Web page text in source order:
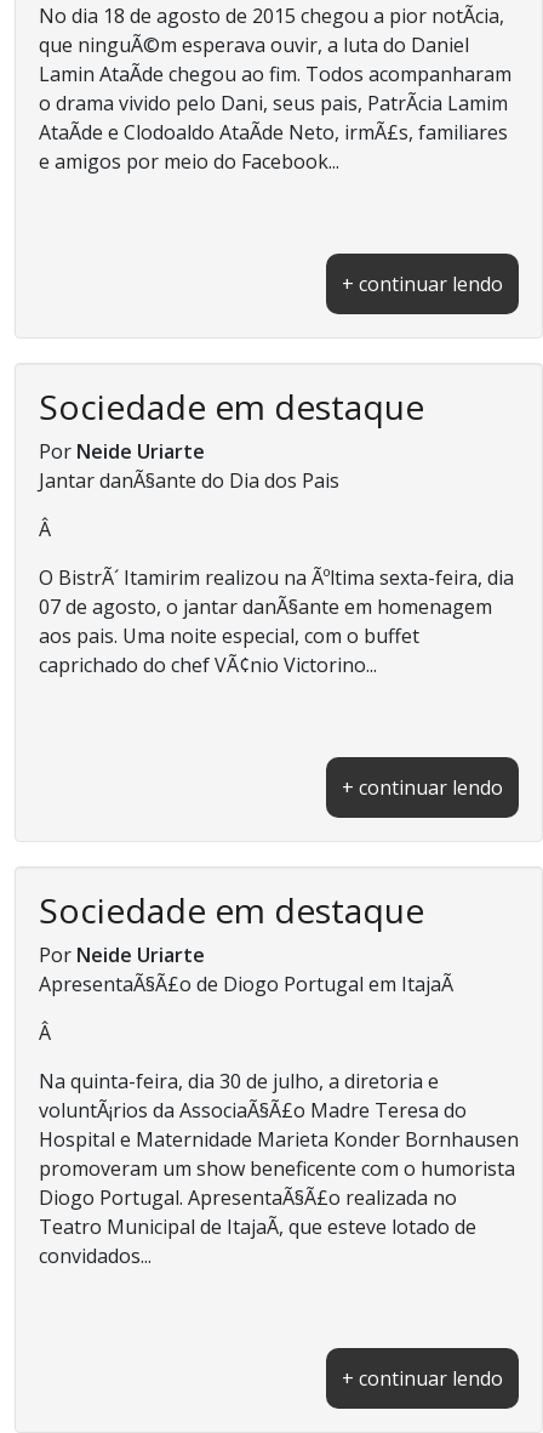
No dia 18 de agosto de 2015 chegou a pior notÃ­cia,
que ninguÃ©m esperava ouvir, a luta do Daniel
Lamin AtaÃ­de chegou ao fim. Todos acompanharam
o drama vivido pelo Dani, seus pais, PatrÃ­cia Lamim
AtaÃ­de e Clodoaldo AtaÃ­de Neto, irmÃ£s, familiares
e amigos por meio do Facebook...
+ continuar lendo
Sociedade em destaque
Por Neide Uriarte
Jantar danÃ§ante do Dia dos Pais
Â
O BistrÃ´ Itamirim realizou na Ãºltima sexta-feira, dia
07 de agosto, o jantar danÃ§ante em homenagem
aos pais. Uma noite especial, com o buffet
caprichado do chef VÃ¢nio Victorino...
+ continuar lendo
Sociedade em destaque
Por Neide Uriarte
ApresentaÃ§Ã£o de Diogo Portugal em ItajaÃ­
Â
Na quinta-feira, dia 30 de julho, a diretoria e
voluntÃ¡rios da AssociaÃ§Ã£o Madre Teresa do
Hospital e Maternidade Marieta Konder Bornhausen
promoveram um show beneficente com o humorista
Diogo Portugal. ApresentaÃ§Ã£o realizada no
Teatro Municipal de ItajaÃ­, que esteve lotado de
convidados...
+ continuar lendo